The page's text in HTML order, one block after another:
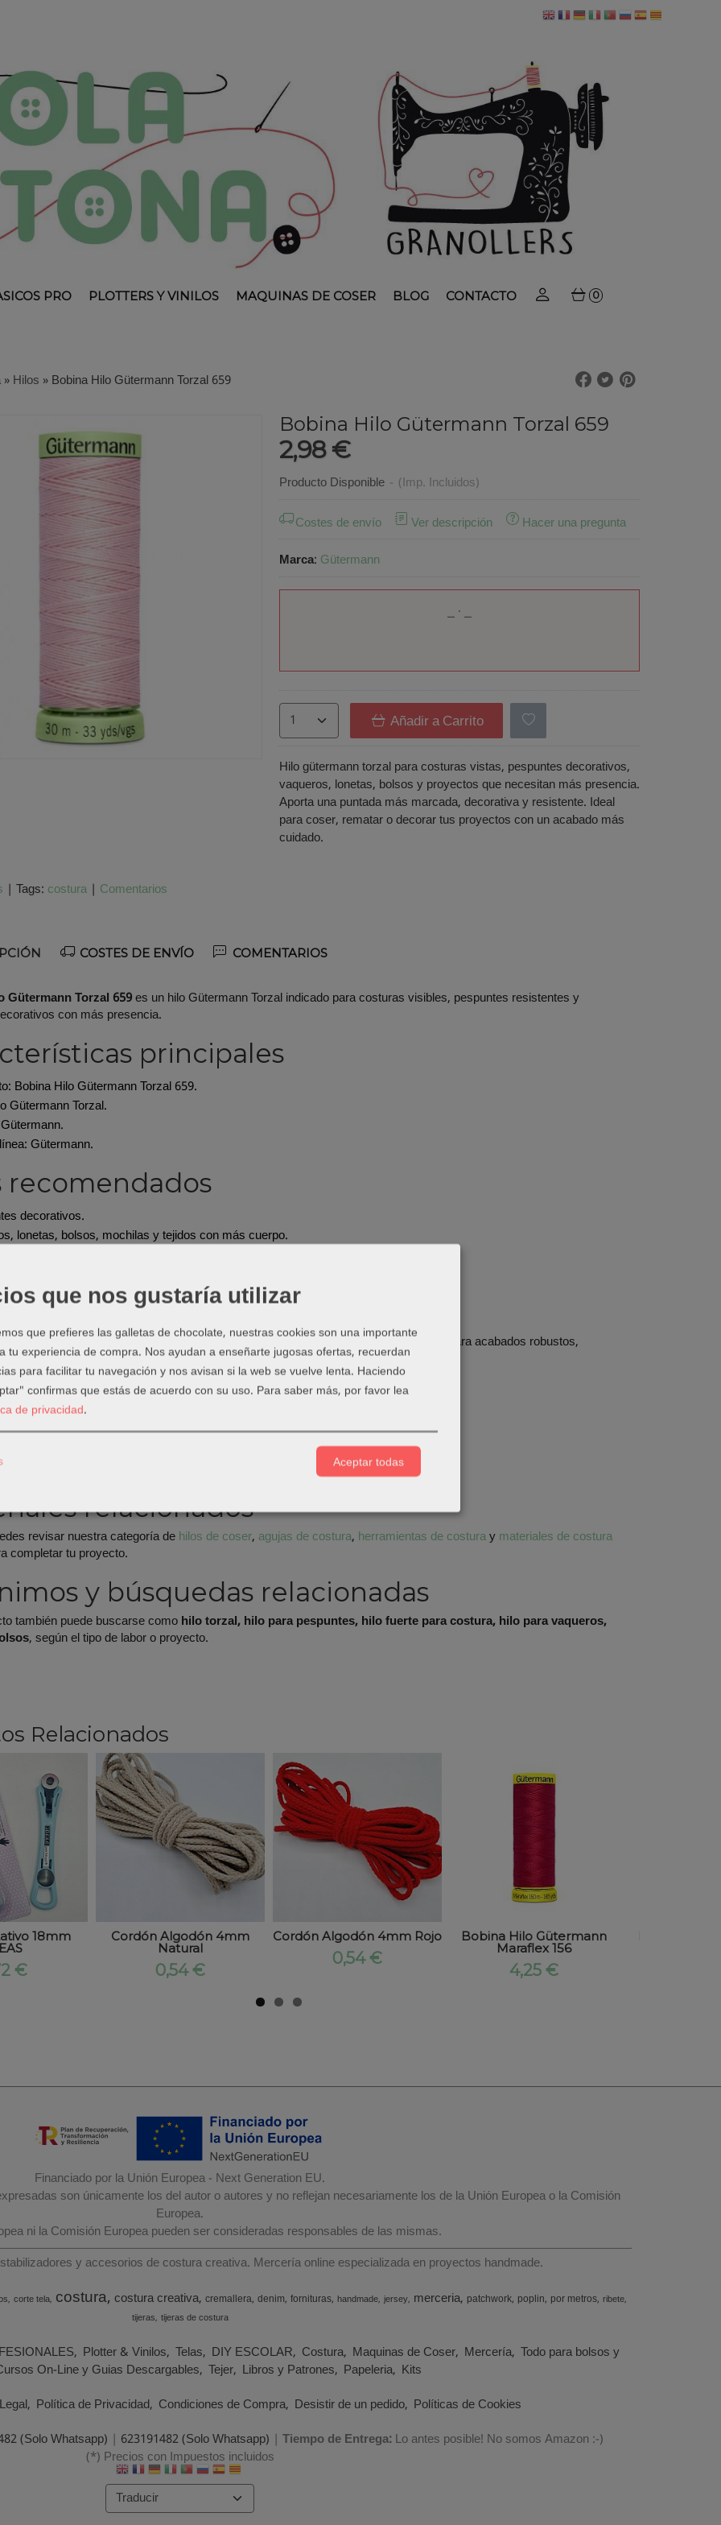
PRO PLOTTERS Y VINILOS MAQUINAS DE COSER BLOG CONTACTO 0
»Hilos »Bobina Hilo Gütermann Torzal 659
Bobina Hilo Gütermann Torzal 659
2,98 €
Producto Disponible - (Imp. Incluidos)
Costes de envío
Ver descripción
Hacer una pregunta
Marca: Gütermann
Añadir a Carrito
Hilo gütermann torzal para costuras vistas, pespuntes decorativos,
vaqueros, lonetas, bolsos y proyectos que necesitan más presencia.
Aporta una puntada más marcada, decorativa y resistente. Ideal
para coser, rematar o decorar tus proyectos con un acabado más
cuidado.
| Tags: costura | Comentarios
COSTES DE ENVÍO COMENTARIOS
Gütermann Torzal 659es un hilo Gütermann Torzal indicado para costuras visibles, pespuntes resistentes y
con más presencia.
principales
Bobina Hilo Gütermann Torzal 659.
Gütermann Torzal.
Gütermann.
recomendados
decorativos.
lonetas, bolsos, mochilas y tejidos con más cuerpo.
elegir este producto
cuando busques una puntada más marcada que con un hilo convencional. Es útil para acabados robustos,
visibles.
de uso
aguja adecuada al grosor del hilo.
prueba en un retal, especialmente en telas gruesas o varias capas.
relacionados
revisar nuestra categoría dehilos de coser, agujas de costura, herramientas de costuraymateriales de costura
completar tu proyecto.
y búsquedas relacionadas
también puede buscarse comohilo torzal, hilo para pespuntes, hilo fuerte para costura, hilo para vaqueros,
, según el tipo de labor o proyecto.
Relacionados
18mm
€
Cordón Algodón 4mm
Natural
0,54 €
Cordón Algodón 4mm Rojo
0,54 €
Bobina Hilo Gütermann
Maraflex 156
4,25 €
Financiado por la Unión Europea - Next Generation EU.
son únicamente los del autor o autores y no reflejan necesariamente los de la Unión Europea o la Comisión
Europea.
ni la Comisión Europea pueden ser consideradas responsables de las mismas.
y accesorios de costura creativa. Mercería online especializada en proyectos handmade.
corte tela costura costura creativa cremallera denim fornituras handmade jersey merceria patchwork poplin por metros ribete
tijeras tijeras de costura
Plotter & Vinilos Telas DIY ESCOLAR Costura Maquinas de Coser Mercería Todo para bolsos y
On-Line y Guias Descargables Tejer Libros y Patrones Papeleria Kits
Política de Privacidad Condiciones de Compra Desistir de un pedido Políticas de Cookies
(Solo Whatsapp) | 623191482 (Solo Whatsapp) | Tiempo de Entrega:Lo antes posible! No somos Amazon :-)
(*) Precios con Impuestos incluidos
que nos gustaría utilizar
que prefieres las galletas de chocolate, nuestras cookies son una importante
tu experiencia de compra. Nos ayudan a enseñarte jugosas ofertas, recuerdan
para facilitar tu navegación y nos avisan si la web se vuelve lenta. Haciendo
confirmas que estás de acuerdo con su uso. Para saber más, por favor lea
de privacidad.
Aceptar todas